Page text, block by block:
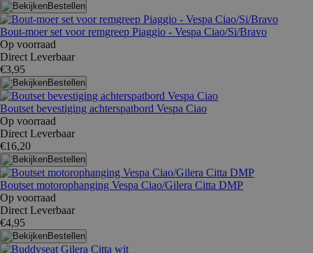
Bestellen
Bout-moer set voor remgreep Piaggio - Vespa Ciao/Si/Bravo
Op voorraad
Direct Leverbaar
€3,95
Bestellen
Boutset bevestiging achterspatbord Vespa Ciao
Op voorraad
Direct Leverbaar
€16,20
Bestellen
Boutset motorophanging Vespa Ciao/Gilera Citta DMP
Op voorraad
Direct Leverbaar
€4,95
Bestellen